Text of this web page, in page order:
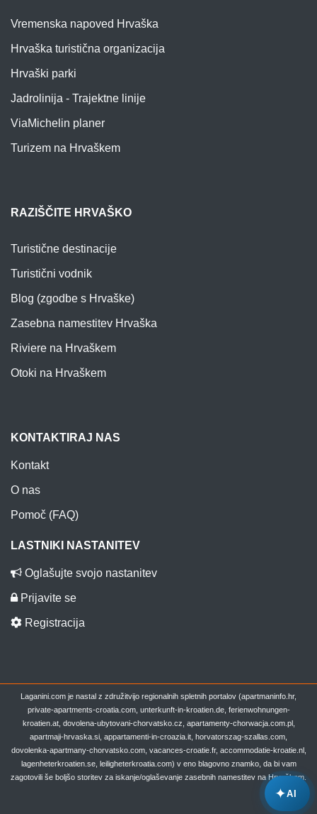
✦AI
Vremenska napoved Hrvaška
Hrvaška turistična organizacija
Hrvaški parki
Jadrolinija - Trajektne linije
ViaMichelin planer
Turizem na Hrvaškem
RAZIŠČITE HRVAŠKO
Turistične destinacije
Turistični vodnik
Blog (zgodbe s Hrvaške)
Zasebna namestitev Hrvaška
Riviere na Hrvaškem
Otoki na Hrvaškem
KONTAKTIRAJ NAS
Kontakt
O nas
Pomoč (FAQ)
LASTNIKI NASTANITEV
Oglašujte svojo nastanitev
Prijavite se
Registracija
Laganini.com je nastal z združitvijo regionalnih spletnih portalov (apartmaninfo.hr,
private-apartments-croatia.com, unterkunft-in-kroatien.de, ferienwohnungen-
kroatien.at, dovolena-ubytovani-chorvatsko.cz, apartamenty-chorwacja.com.pl,
apartmaji-hrvaska.si, appartamenti-in-croazia.it, horvatorszag-szallas.com,
dovolenka-apartmany-chorvatsko.com, vacances-croatie.fr, accommodatie-kroatie.nl,
lagenheterkroatien.se, leiligheterkroatia.com) v eno blagovno znamko, da bi vam
zagotovili še boljšo storitev za iskanje/oglaševanje zasebnih namestitev na Hrvaškem.